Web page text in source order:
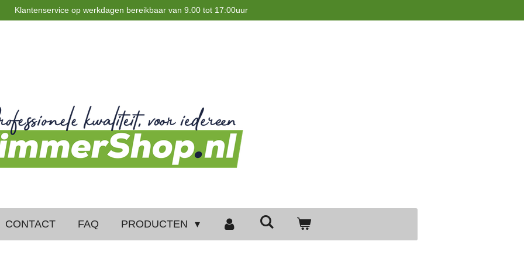
Klantenservice op werkdagen bereikbaar van 9.00 tot 17:00uur
CONTACT FAQ PRODUCTEN